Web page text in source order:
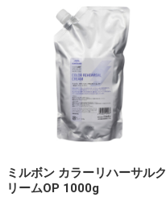
ミルボン カラーリハーサルク
リームOP 1000g